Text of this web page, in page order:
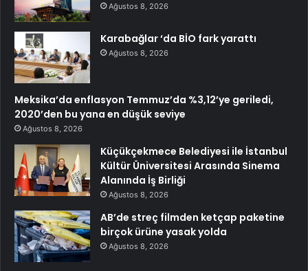
Ağustos 8, 2026
Karabağlar ‘da BİO fark yarattı
Ağustos 8, 2026
Meksika’da enflasyon Temmuz’da %3,12’ye geriledi,
2020’den bu yana en düşük seviye
Ağustos 8, 2026
Küçükçekmece Belediyesi ile İstanbul
Kültür Üniversitesi Arasında Sinema
Alanında İş Birliği
Ağustos 8, 2026
AB’de streç filmden ketçap paketine
birçok ürüne yasak yolda
Ağustos 8, 2026